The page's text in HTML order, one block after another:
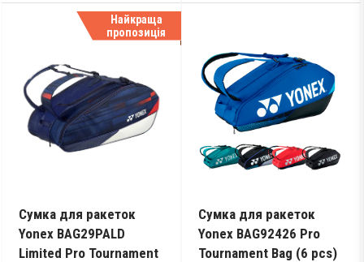
Сумка для ракеток
Yonex BAG29PALD
Limited Pro Tournament
Найкраща
пропозиція
Сумка для ракеток
Yonex BAG92426 Pro
Tournament Bag (6 pcs)